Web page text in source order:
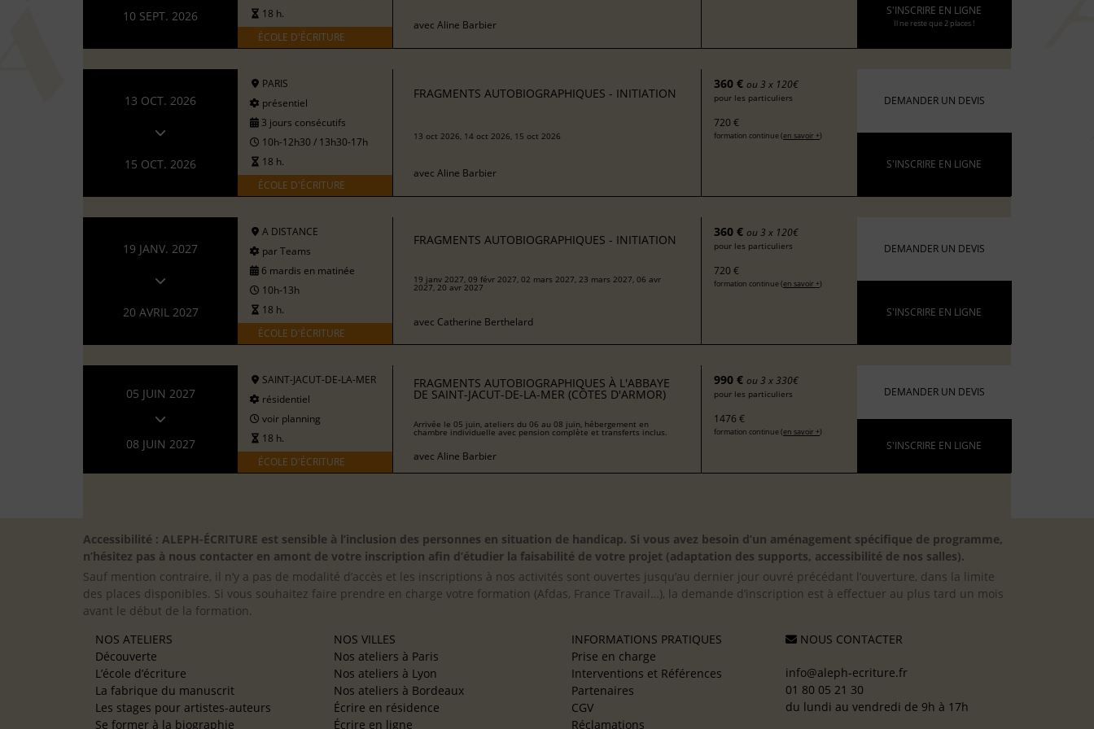
10 SEPT. 2026
18 h.
ÉCOLE D'ÉCRITURE
avec Aline Barbier
S'INSCRIRE EN LIGNE
Il ne reste que 2 places !
13 OCT. 2026
15 OCT. 2026
PARIS
présentiel
3 jours consécutifs
10h-12h30 / 13h30-17h
18 h.
ÉCOLE D'ÉCRITURE
FRAGMENTS AUTOBIOGRAPHIQUES - INITIATION
13 oct 2026, 14 oct 2026, 15 oct 2026
avec Aline Barbier
360 € ou 3 x 120€
pour les particuliers
720 €
formation continue (en savoir +)
DEMANDER UN DEVIS
S'INSCRIRE EN LIGNE
19 JANV. 2027
20 AVRIL 2027
A DISTANCE
par Teams
6 mardis en matinée
10h-13h
18 h.
ÉCOLE D'ÉCRITURE
FRAGMENTS AUTOBIOGRAPHIQUES - INITIATION
19 janv 2027, 09 févr 2027, 02 mars 2027, 23 mars 2027, 06 avr
2027, 20 avr 2027
avec Catherine Berthelard
360 € ou 3 x 120€
pour les particuliers
720 €
formation continue (en savoir +)
DEMANDER UN DEVIS
S'INSCRIRE EN LIGNE
05 JUIN 2027
08 JUIN 2027
SAINT-JACUT-DE-LA-MER
résidentiel
voir planning
18 h.
ÉCOLE D'ÉCRITURE
FRAGMENTS AUTOBIOGRAPHIQUES À L'ABBAYE
DE SAINT-JACUT-DE-LA-MER (CÔTES D'ARMOR)
Arrivée le 05 juin, ateliers du 06 au 08 juin, hébergement en
chambre individuelle avec pension complète et transferts inclus.
avec Aline Barbier
990 € ou 3 x 330€
pour les particuliers
1476 €
formation continue (en savoir +)
DEMANDER UN DEVIS
S'INSCRIRE EN LIGNE
Accessibilité : ALEPH-ÉCRITURE est sensible à l’inclusion des personnes en situation de handicap. Si vous avez besoin d’un aménagement spécifique de programme,
n’hésitez pas à nous contacter en amont de votre inscription afin d’étudier la faisabilité de votre projet (adaptation des supports, accessibilité de nos salles).
Sauf mention contraire, il n’y a pas de modalité d’accès et les inscriptions à nos activités sont ouvertes jusqu’au dernier jour ouvré précédant l’ouverture, dans la limite
des places disponibles. Si vous souhaitez faire prendre en charge votre formation (Afdas, France Travail…), la demande d’inscription est à effectuer au plus tard un mois
avant le début de la formation.
NOS ATELIERS
Découverte
L’école d’écriture
La fabrique du manuscrit
Les stages pour artistes-auteurs
Se former à la biographie
NOS VILLES
Nos ateliers à Paris
Nos ateliers à Lyon
Nos ateliers à Bordeaux
Écrire en résidence
Écrire en ligne
INFORMATIONS PRATIQUES
Prise en charge
Interventions et Références
Partenaires
CGV
Réclamations
NOUS CONTACTER
info@aleph-ecriture.fr
01 80 05 21 30
du lundi au vendredi de 9h à 17h